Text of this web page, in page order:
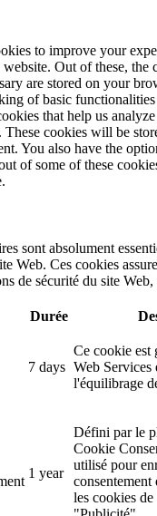
to improve your
Out of these, the
are stored on your
of basic
that help us
These cookies will be
You also have the
of some of these
sont absolument
Web. Ces cookies
de sécurité du site
Durée
7 days
Ce cookie est
Web Services
l'équilibrage
1 year
Défini par le
Cookie
utilisé pour
les cookies